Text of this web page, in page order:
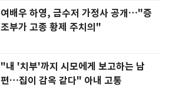
여배우 하영, 금수저 가정사 공개…"증
조부가 고종 황제 주치의"
"내 '치부'까지 시모에게 보고하는 남
편…집이 감옥 같다" 아내 고통